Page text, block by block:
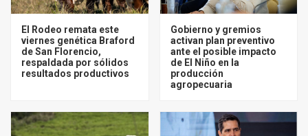
El Rodeo remata este
viernes genética Braford
de San Florencio,
respaldada por sólidos
resultados productivos
Gobierno y gremios
activan plan preventivo
ante el posible impacto
de El Niño en la
producción
agropecuaria